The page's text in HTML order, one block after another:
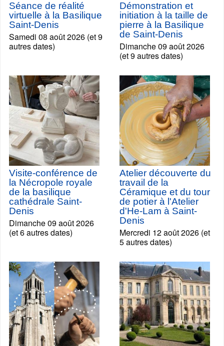
Séance de réalité
virtuelle à la Basilique
Saint-Denis
Samedi 08 août 2026 (et 9
autres dates)
Démonstration et
initiation à la taille de
pierre à la Basilique
de Saint-Denis
Dimanche 09 août 2026
(et 9 autres dates)
Visite-conférence de
la Nécropole royale
de la basilique
cathédrale Saint-
Denis
Dimanche 09 août 2026
(et 6 autres dates)
Atelier découverte du
travail de la
Céramique et du tour
de potier à l'Atelier
d'He-Lam à Saint-
Denis
Mercredi 12 août 2026 (et
5 autres dates)